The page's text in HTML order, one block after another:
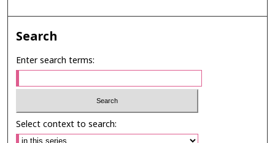
Search
Enter search terms:
Select context to search: